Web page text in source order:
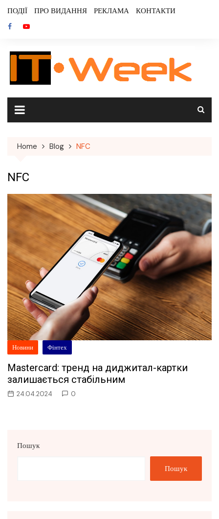
content
ПОДІЇ ПРО ВИДАННЯ РЕКЛАМА КОНТАКТИ
Home Blog NFC
NFC
Новини Фінтех
Mastercard: тренд на диджитал-картки
залишається стабільним
24.04.2024 0
Пошук
Пошук